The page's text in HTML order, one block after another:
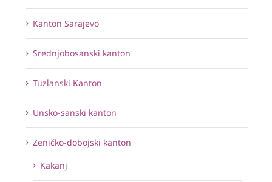
Kanton Sarajevo
Srednjobosanski kanton
Tuzlanski Kanton
Unsko-sanski kanton
Zeničko-dobojski kanton
Kakanj